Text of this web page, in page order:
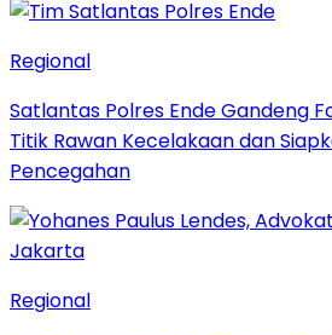
Regional
Satlantas Polres Ende Gandeng
Titik Rawan Kecelakaan dan
Pencegahan
Regional